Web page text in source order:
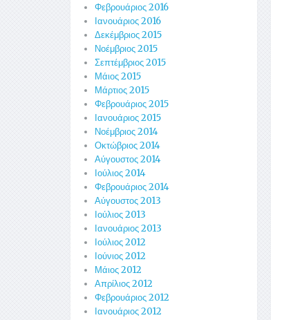
Φεβρουάριος 2016
Ιανουάριος 2016
Δεκέμβριος 2015
Νοέμβριος 2015
Σεπτέμβριος 2015
Μάιος 2015
Μάρτιος 2015
Φεβρουάριος 2015
Ιανουάριος 2015
Νοέμβριος 2014
Οκτώβριος 2014
Αύγουστος 2014
Ιούλιος 2014
Φεβρουάριος 2014
Αύγουστος 2013
Ιούλιος 2013
Ιανουάριος 2013
Ιούλιος 2012
Ιούνιος 2012
Μάιος 2012
Απρίλιος 2012
Φεβρουάριος 2012
Ιανουάριος 2012